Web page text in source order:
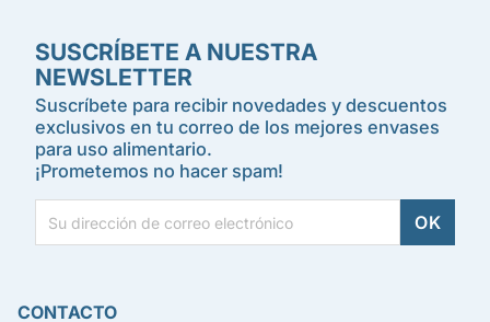
SUSCRÍBETE A NUESTRA
NEWSLETTER
Suscríbete para recibir novedades y descuentos
exclusivos en tu correo de los mejores envases
para uso alimentario.
¡Prometemos no hacer spam!
CONTACTO